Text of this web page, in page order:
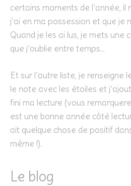
certains moments de l’année, il
j’ai en ma possession et que je
Quand je les ai lus, je mets une
que j’oublie entre temps…
Et sur l’autre liste, je renseigne
le note avec les étoiles et
fini ma lecture (vous
est une bonne année côté
ait quelque chose de positif
même !).
Le blog